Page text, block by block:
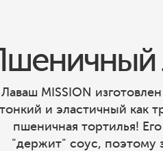
Лаваш MISSION
тонкий и эластичный как
пшеничная тортилья!
"держит" соус, поэтому